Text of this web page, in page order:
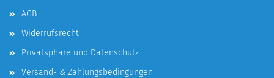
AGB
Widerrufsrecht
Privatsphäre und Datenschutz
Versand- & Zahlungsbedingungen